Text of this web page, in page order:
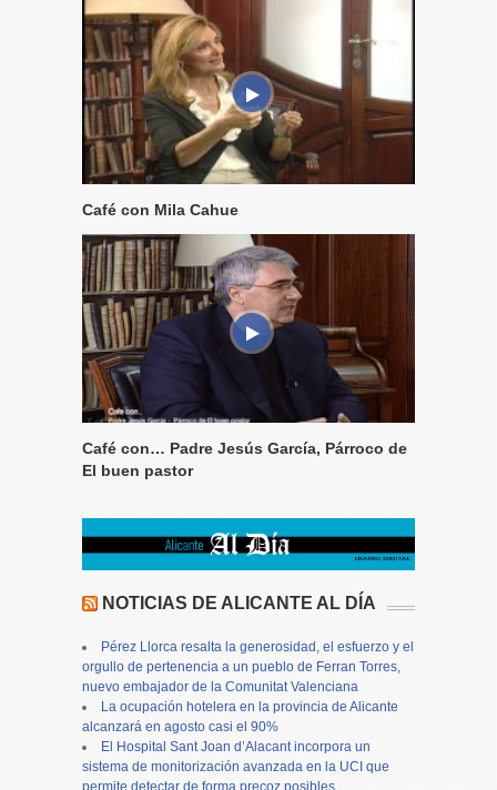
Café con Mila Cahue
Café con… Padre Jesús García, Párroco de
El buen pastor
NOTICIAS DE ALICANTE AL DÍA
Pérez Llorca resalta la generosidad, el esfuerzo y el
orgullo de pertenencia a un pueblo de Ferran Torres,
nuevo embajador de la Comunitat Valenciana
La ocupación hotelera en la provincia de Alicante
alcanzará en agosto casi el 90%
El Hospital Sant Joan d’Alacant incorpora un
sistema de monitorización avanzada en la UCI que
permite detectar de forma precoz posibles